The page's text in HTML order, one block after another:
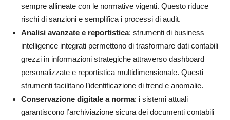
sempre allineate con le normative vigenti. Questo riduce
rischi di sanzioni e semplifica i processi di audit.
Analisi avanzate e reportistica: strumenti di business
intelligence integrati permettono di trasformare dati contabili
grezzi in informazioni strategiche attraverso dashboard
personalizzate e reportistica multidimensionale. Questi
strumenti facilitano l’identificazione di trend e anomalie.
Conservazione digitale a norma: i sistemi attuali
garantiscono l’archiviazione sicura dei documenti contabili